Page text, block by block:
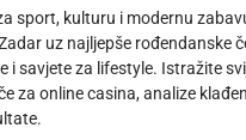
sport, kulturu i modernu
uz najljepše rođendanske
i savjete za lifestyle. Istražite
za online casina, analize